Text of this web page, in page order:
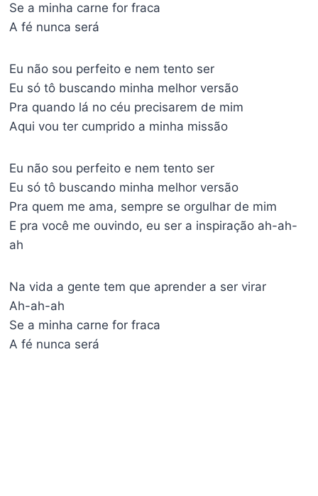
Se a minha carne for fraca
A fé nunca será
Eu não sou perfeito e nem tento ser
Eu só tô buscando minha melhor versão
Pra quando lá no céu precisarem de mim
Aqui vou ter cumprido a minha missão
Eu não sou perfeito e nem tento ser
Eu só tô buscando minha melhor versão
Pra quem me ama, sempre se orgulhar de mim
E pra você me ouvindo, eu ser a inspiração ah-ah-
ah
Na vida a gente tem que aprender a ser virar
Ah-ah-ah
Se a minha carne for fraca
A fé nunca será